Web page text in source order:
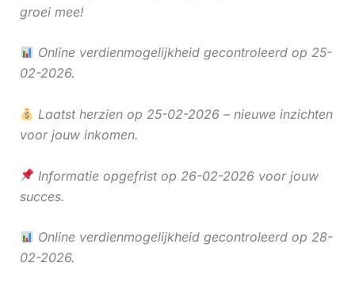
groei mee!
Online verdienmogelijkheid gecontroleerd op 25-
02-2026.
Laatst herzien op 25-02-2026 – nieuwe inzichten
voor jouw inkomen.
Informatie opgefrist op 26-02-2026 voor jouw
succes.
Online verdienmogelijkheid gecontroleerd op 28-
02-2026.